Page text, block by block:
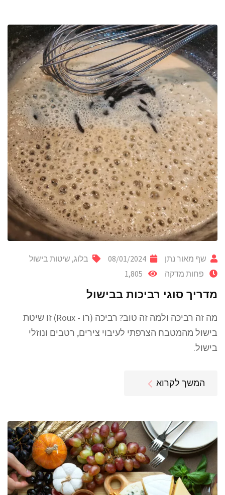
שף מאור נתן 08/01/2024 בלוג, שיטות בישול
פחות מדקה
מדריך סוגי רביכות בבישול
מה זה רביכה ולמה זה טוב? רביכה (רו - Roux) זו שיטת
בישול מהמטבח הצרפתי לעיבוי צירים, רטבים ונוזלי
בישול.
המשך לקרוא